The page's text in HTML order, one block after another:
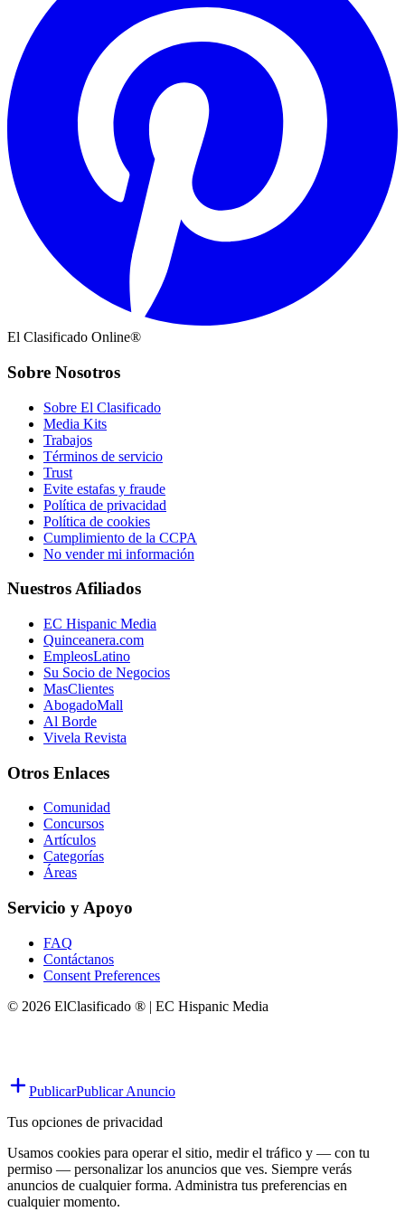
El Clasificado Online®
Sobre Nosotros
Sobre El Clasificado
Media Kits
Trabajos
Términos de servicio
Trust
Evite estafas y fraude
Política de privacidad
Política de cookies
Cumplimiento de la CCPA
No vender mi información
Nuestros Afiliados
EC Hispanic Media
Quinceanera.com
EmpleosLatino
Su Socio de Negocios
MasClientes
AbogadoMall
Al Borde
Vivela Revista
Otros Enlaces
Comunidad
Concursos
Artículos
Categorías
Áreas
Servicio y Apoyo
FAQ
Contáctanos
Consent Preferences
© 2026 ElClasificado ® | EC Hispanic Media
PublicarPublicar Anuncio
Tus opciones de privacidad
Usamos cookies para operar el sitio, medir el tráfico y — con tu
permiso — personalizar los anuncios que ves. Siempre verás
anuncios de cualquier forma. Administra tus preferencias en
cualquier momento.